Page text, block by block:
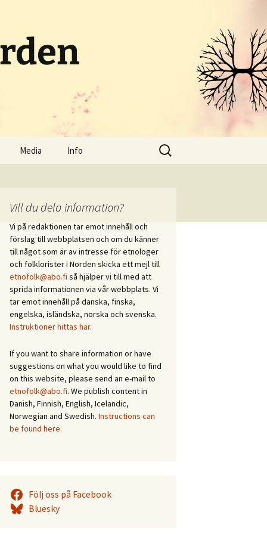
vid
Media
Streamat
Bloggar
Sociala medier
Info
Kontakt
Skicka in innehåll
Sök
efter:
Vill du dela information?
Vi på redaktionen tar emot innehåll och
förslag till webbplatsen och om du känner
till något som är av intresse för etnologer
och folklorister i Norden skicka ett mejl till
etnofolk@abo.fi så hjälper vi till med att
sprida informationen via vår webbplats. Vi
tar emot innehåll på danska, finska,
engelska, isländska, norska och svenska.
Instruktioner hittas här.
If you want to share information or have
suggestions on what you would like to find
on this website, please send an e-mail to
etnofolk@abo.fi. We publish content in
Danish, Finnish, English, Icelandic,
Norwegian and Swedish. Instructions can
be found here.
Följ oss på Facebook
Bluesky